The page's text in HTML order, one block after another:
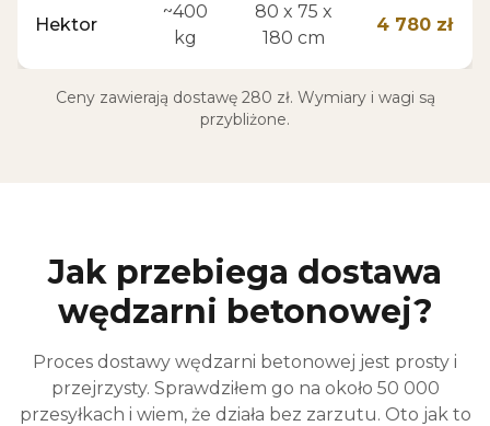
Hektor
~400
kg
80 x 75 x
180 cm
4 780 zł
Ceny zawierają dostawę 280 zł. Wymiary i wagi są
przybliżone.
Jak przebiega dostawa
wędzarni betonowej?
Proces dostawy wędzarni betonowej jest prosty i
przejrzysty. Sprawdziłem go na około 50 000
przesyłkach i wiem, że działa bez zarzutu. Oto jak to